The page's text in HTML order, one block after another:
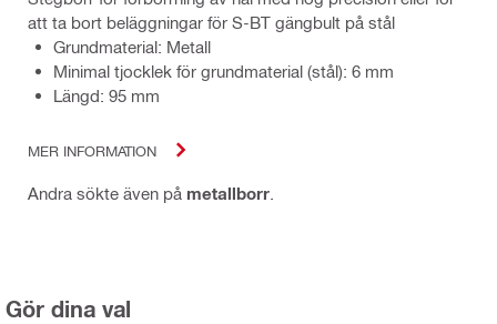
att ta bort beläggningar för S-BT gängbult på stål
Grundmaterial: Metall
Minimal tjocklek för grundmaterial (stål): 6 mm
Längd: 95 mm
MER INFORMATION
Andra sökte även på metallborr
Gör dina val